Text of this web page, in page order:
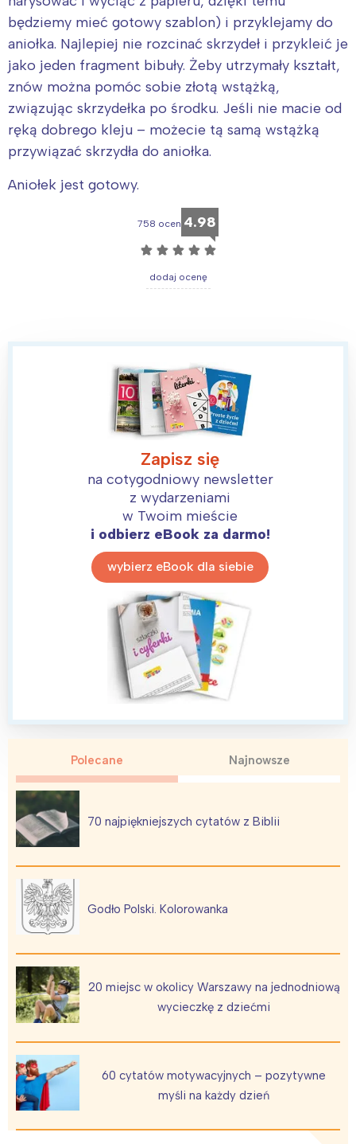
będziemy mieć gotowy szablon) i przyklejamy do
aniołka. Najlepiej nie rozcinać skrzydeł i przykleić je
jako jeden fragment bibuły. Żeby utrzymały kształt,
znów można pomóc sobie złotą wstążką,
związując skrzydełka po środku. Jeśli nie macie od
ręką dobrego kleju – możecie tą samą wstążką
przywiązać skrzydła do aniołka.
Aniołek jest gotowy.
758 ocen 4.98
☆ ☆ ☆ ☆ ☆
dodaj ocenę
Zapisz się
na cotygodniowy newsletter
z wydarzeniami
w Twoim mieście
i odbierz eBook za darmo!
wybierz eBook dla siebie
Polecane Najnowsze
70 najpiękniejszych cytatów z Biblii
Godło Polski. Kolorowanka
20 miejsc w okolicy Warszawy na jednodniową
wycieczkę z dziećmi
60 cytatów motywacyjnych – pozytywne
myśli na każdy dzień